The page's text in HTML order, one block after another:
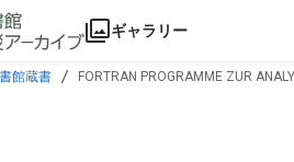
ギャラリー
館蔵書 FORTRAN PROGRAMME ZUR